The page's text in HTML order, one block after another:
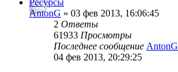
Ресурсы
AntonG » 03 фев 2013, 16:06:45
2 Ответы
61933 Просмотры
Последнее сообщение AntonG
04 фев 2013, 20:29:25